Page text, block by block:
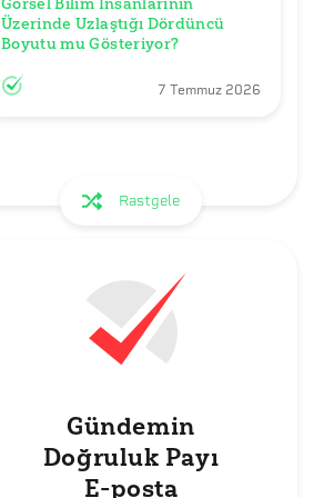
Üzerinde Uzlaştığı Dördüncü
Boyutu mu Gösteriyor?
7 Temmuz 2026
Rastgele
Gündemin
Doğruluk Payı
E-posta